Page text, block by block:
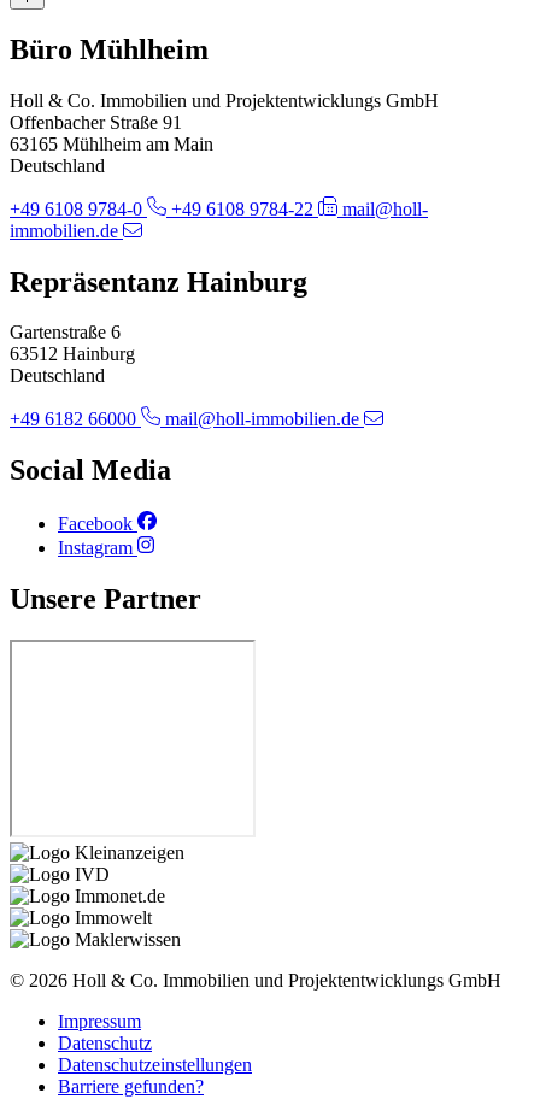
Büro Mühlheim
Holl & Co. Immobilien und Projektentwicklungs GmbH
Offenbacher Straße 91
63165 Mühlheim am Main
Deutschland
+49 6108 9784-0 +49 6108 9784-22
mail@holl-
immobilien.de
Repräsentanz Hainburg
Gartenstraße 6
63512 Hainburg
Deutschland
+49 6182 66000 mail@holl-immobilien.de
Social Media
Facebook
Instagram
Unsere Partner
© 2026 Holl & Co. Immobilien und Projektentwicklungs GmbH
Impressum
Datenschutz
Datenschutzeinstellungen
Barriere gefunden?